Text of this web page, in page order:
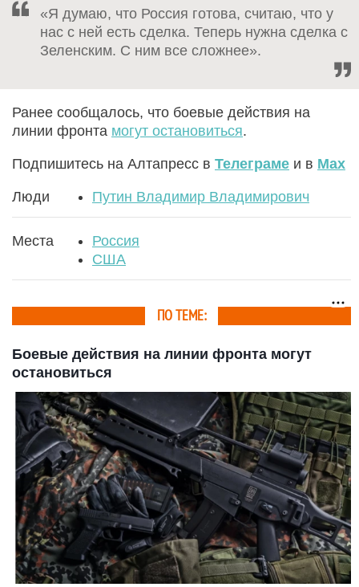
«Я думаю, что Россия готова, считаю, что у
нас с ней есть сделка. Теперь нужна сделка с
Зеленским. С ним все сложнее».
Ранее сообщалось, что боевые действия на
линии фронта могут остановиться.
Подпишитесь на Алтапресс в Телеграме и в Max
Люди Путин Владимир Владимирович
Места
Россия
США
ПО ТЕМЕ:
Боевые действия на линии фронта могут
остановиться